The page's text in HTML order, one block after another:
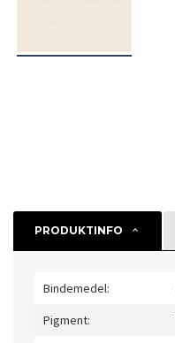
PRODUKTINFO
Bindemedel:
Pigment: